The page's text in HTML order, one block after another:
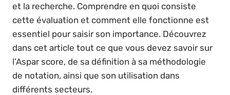
et la recherche. Comprendre en quoi consiste
cette évaluation et comment elle fonctionne est
essentiel pour saisir son importance. Découvrez
dans cet article tout ce que vous devez savoir sur
l’Aspar score, de sa définition à sa méthodologie
de notation, ainsi que son utilisation dans
différents secteurs.